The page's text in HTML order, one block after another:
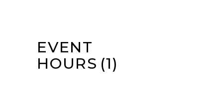
EVENT
HOURS (1)